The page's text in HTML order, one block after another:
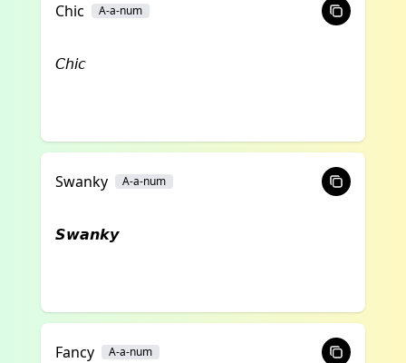
Chic A-a-num
𝘊𝘩𝘪𝘤
Swanky A-a-num
𝙎𝙬𝙖𝙣𝙠𝙮
Fancy A-a-num